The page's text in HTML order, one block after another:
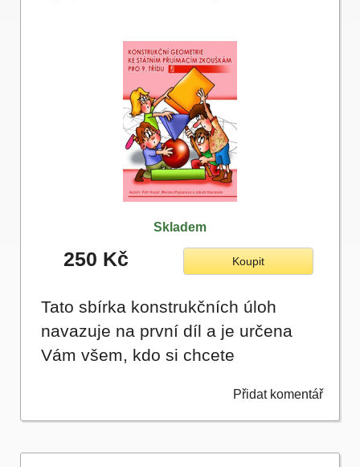
Skladem
250 Kč Koupit
Tato sbírka konstrukčních úloh
navazuje na první díl a je určena
Vám všem, kdo si chcete
Přidat komentář